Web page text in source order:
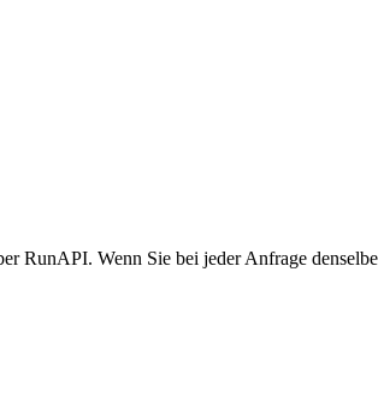
Wenn Sie bei jeder Anfrage